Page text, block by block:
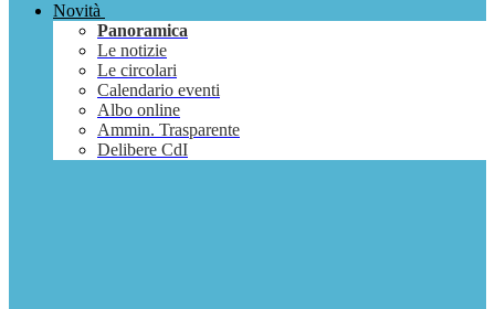
Novità
Panoramica
Le notizie
Le circolari
Calendario eventi
Albo online
Ammin. Trasparente
Delibere CdI